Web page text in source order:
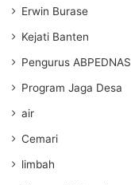
Erwin Burase
Kejati Banten
Pengurus ABPEDNAS
Program Jaga Desa
air
Cemari
limbah